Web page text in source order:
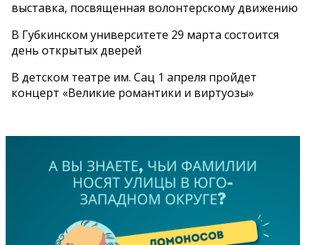
выставка, посвященная волонтерскому движению
В Губкинском университете 29 марта состоится
день открытых дверей
В детском театре им. Сац 1 апреля пройдет
концерт «Великие романтики и виртуозы»